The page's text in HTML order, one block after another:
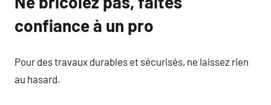
confiance à un pro
Pour des travaux durables et sécurisés, ne laissez rien
au hasard.